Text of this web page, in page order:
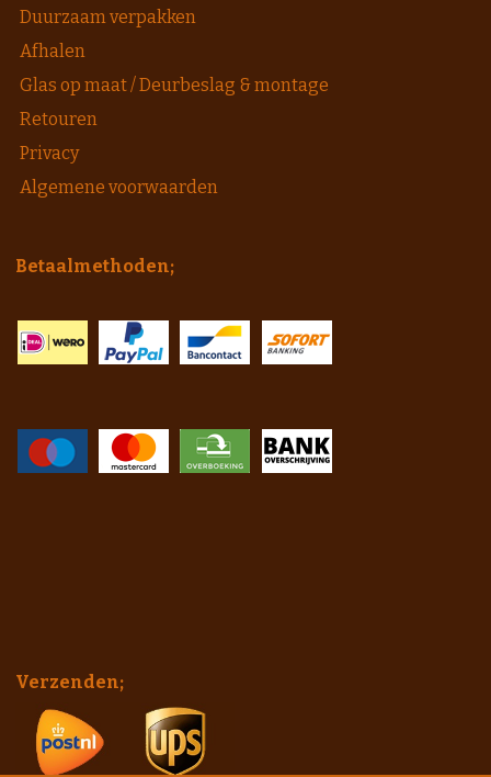
Duurzaam verpakken
Afhalen
Glas op maat / Deurbeslag & montage
Retouren
Privacy
Algemene voorwaarden
Betaalmethoden;
Verzenden;